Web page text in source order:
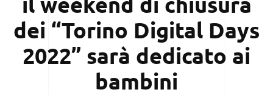
dei “Torino Digital Days
2022” sarà dedicato ai
bambini